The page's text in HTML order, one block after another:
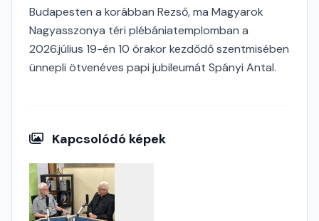
Budapesten a korábban Rezső, ma Magyarok
Nagyasszonya téri plébániatemplomban a
2026.július 19-én 10 órakor kezdődő szentmisében
ünnepli ötvenéves papi jubileumát Spányi Antal.
Kapcsolódó képek